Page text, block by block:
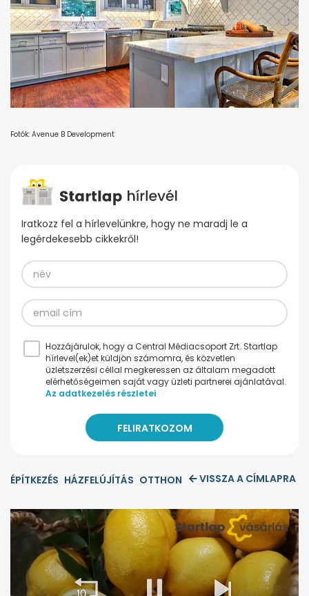
Fotók: Avenue B Development
Iratkozz fel a hírlevelünkre, hogy ne maradj le a
legérdekesebb cikkekről!
Hozzájárulok, hogy a Central Médiacsoport Zrt. Startlap
hírlevel(ek)et küldjön számomra, és közvetlen
üzletszerzési céllal megkeressen az általam megadott
elérhetőségeimen saját vagy üzleti partnerei ajánlatával.
Az adatkezelés részletei
ÉPÍTKEZÉS HÁZFELÚJÍTÁS OTTHON VISSZA A CÍMLAPRA